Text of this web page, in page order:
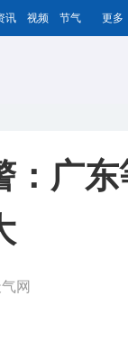
讯 视频 节气 更多
：广
网